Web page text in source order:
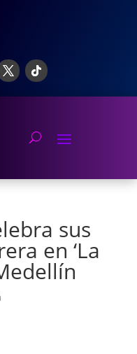
sus
en ‘La